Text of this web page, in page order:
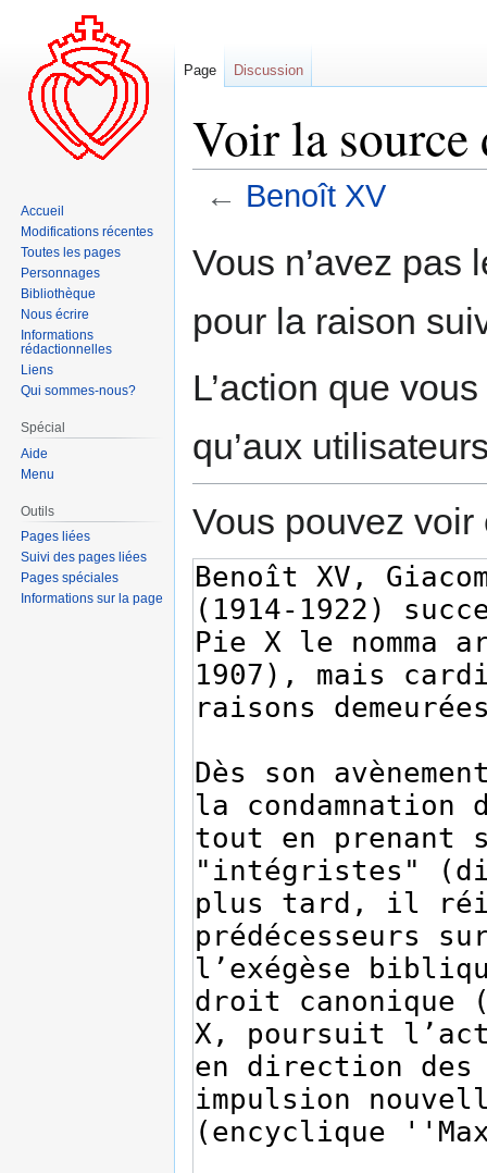
Voir la
← Benoît XV
à
navigation
à
recherche
Vous n’avez pas
pour la raison
L’action que
qu’aux
Vous pouvez
Page Discussion
Accueil
Modifications récentes
Toutes les pages
Personnages
Bibliothèque
Nous écrire
Informations
rédactionnelles
Liens
Qui sommes-nous?
Spécial
Aide
Menu
Outils
Pages liées
Suivi des pages liées
Pages spéciales
Informations sur la page